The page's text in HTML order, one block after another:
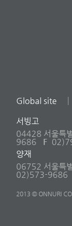
Global site
서빙고
04428 서울특
9686
F
양재
06752 서울특
02)573-9686
2013 © ONNURI